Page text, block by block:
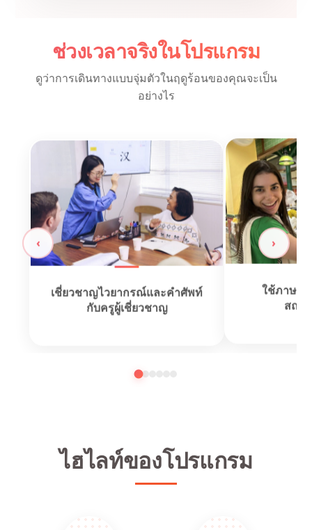
ช่วงเวลาจริงในโปรแกรม
ดูว่าการเดินทางแบบจุ่มตัวในฤดูร้อนของคุณจะเป็น
อย่างไร
เชี่ยวชาญไวยากรณ์และคำศัพท์
กับครูผู้เชี่ยวชาญ
ใช้ภาษา
สถา
‹ ›
ไฮไลท์ของโปรแกรม